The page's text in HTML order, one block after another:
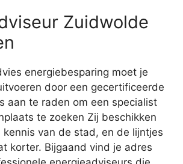
Zuidwolde
energiebesparing moet je
door een gecertificeerde
aan te raden om een specialist
te zoeken Zij beschikken
kennis van de stad, en de lijntjes
korter. Bijgaand vind je adres